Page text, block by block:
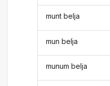
munt belja
mun belja
munum belja